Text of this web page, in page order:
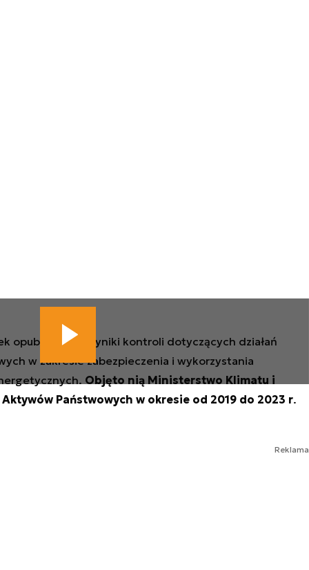
opublikowała wyniki kontroli dotyczących działań
w zakresie zabezpieczenia i wykorzystania
Objęto nią Ministerstwo Klimatu i
Państwowych w okresie od 2019 do 2023 r.
Reklama